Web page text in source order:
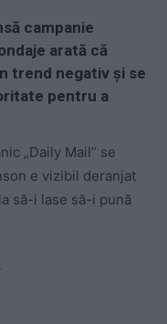
campanie
arată că
trend negativ și se
pentru a
„Daily Mail” se
e vizibil deranjat
să-i lase să-i pună